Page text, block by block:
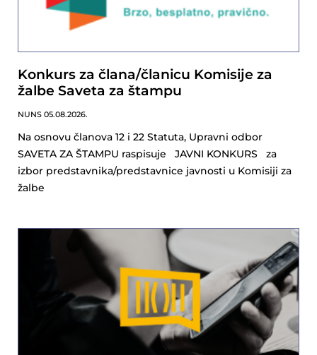
Konkurs za člana/članicu Komisije za
žalbe Saveta za štampu
NUNS 05.08.2026.
Na osnovu članova 12 i 22 Statuta, Upravni odbor
SAVETA ZA ŠTAMPU raspisuje JAVNI KONKURS za
izbor predstavnika/predstavnice javnosti u Komisiji za
žalbe